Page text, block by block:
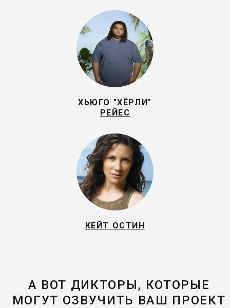
ХЬЮГО "ХЁРЛИ"
РEЙEС
КЕЙТ ОСТИН
А ВОТ ДИКТОРЫ, КОТОРЫЕ
МОГУТ ОЗВУЧИТЬ ВАШ ПРОЕКТ